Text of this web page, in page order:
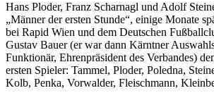
Hans Ploder, Franz Scharnagl und Adolf
„Männer der ersten Stunde“, einige Monate
bei Rapid Wien und dem Deutschen
Gustav Bauer (er war dann Kärntner
Funktionär, Ehrenpräsident des Verbandes)
ersten Spieler: Tammel, Ploder, Poledna,
Kolb, Penka, Vorwalder, Fleischmann,